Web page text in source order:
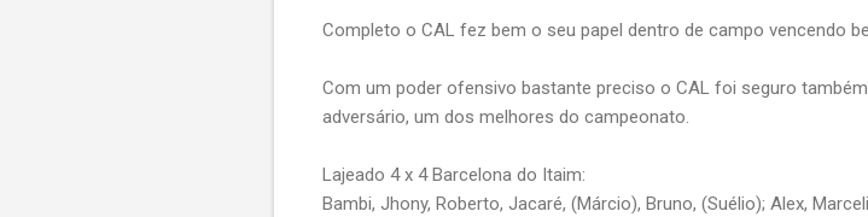
Completo o CAL fez bem o seu papel dentro de campo vencendo
Com um poder ofensivo bastante preciso o CAL foi seguro
adversário, um dos melhores do campeonato.
Lajeado 4 x 4 Barcelona do Itaim:
Bambi, Jhony, Roberto, Jacaré, (Márcio), Bruno, (Suélio); Alex,